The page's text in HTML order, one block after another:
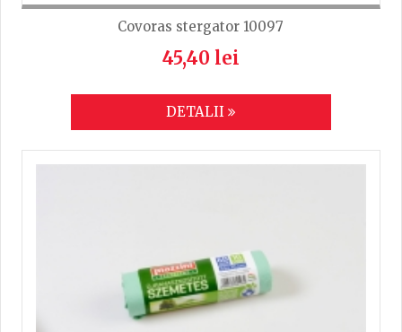
Covoras stergator 10097
45,40 lei
DETALII